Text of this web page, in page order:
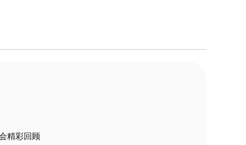
精彩回顾